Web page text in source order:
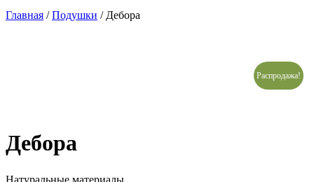
Главная /Подушки / Дебора
Распродажа!
Дебора
Натуральные материалы